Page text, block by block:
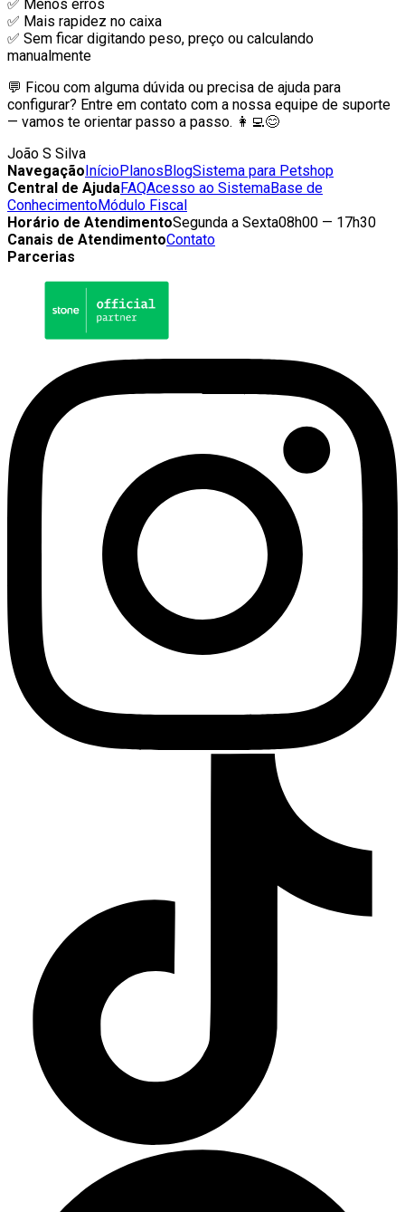
✅ Menos erros
✅ Mais rapidez no caixa
✅ Sem ficar digitando peso, preço ou calculando
manualmente
💬 Ficou com alguma dúvida ou precisa de ajuda para
configurar? Entre em contato com a nossa equipe de suporte
— vamos te orientar passo a passo. 👩‍💻😊
João S Silva
Navegação InícioPlanos BlogSistema para Petshop
Central de AjudaFAQAcesso ao SistemaBase de
ConhecimentoMódulo Fiscal
Horário de AtendimentoSegunda a Sexta08h00 — 17h30
Canais de AtendimentoContato
Parcerias